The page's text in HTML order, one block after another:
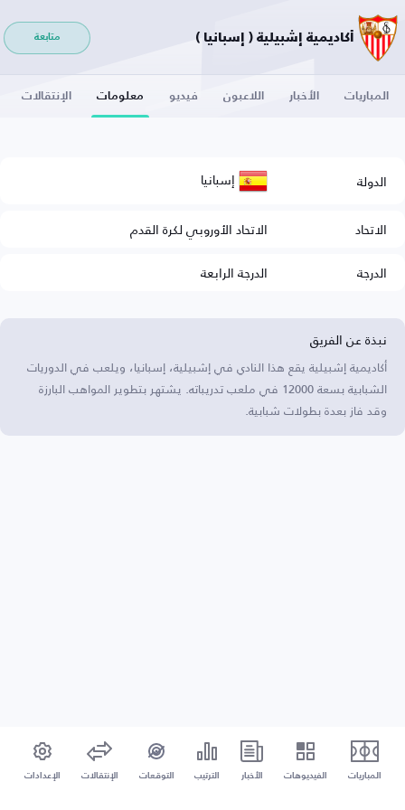
أكاديمية إشبيلية ( إسبانيا ) متابعة
المباريات الأخبار اللاعبون فيديو معلومات الإنتقالات
الدولة إسبانيا
الاتحاد
الاتحاد الأوروبي لكرة القدم
الدرجة
الدرجة الرابعة
نبذة عن الفريق
أكاديمية إشبيلية يقع هذا النادي في إشبيلية، إسبانيا، ويلعب في الدوريات
الشبابية بسعة 12000 في ملعب تدريباته. يشتهر بتطوير المواهب البارزة
وقد فاز بعدة بطولات شبابية.
المباريات الفيديوهات الأخبار الترتيب التوقعات الإنتقالات الإعدادات